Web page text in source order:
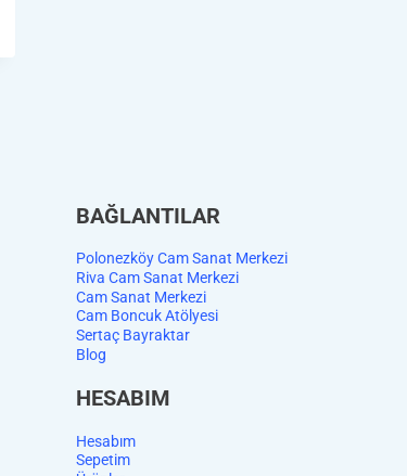
BAĞLANTILAR
Polonezköy Cam Sanat Merkezi
Riva Cam Sanat Merkezi
Cam Sanat Merkezi
Cam Boncuk Atölyesi
Sertaç Bayraktar
Blog
HESABIM
Hesabım
Sepetim